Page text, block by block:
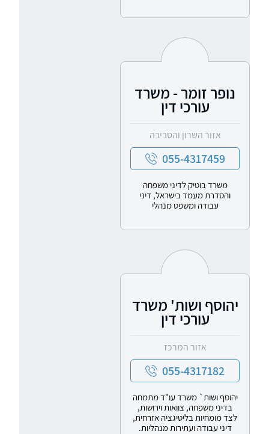
נופר זומר - משרד
עורכי דין
אזור השרון והסביבה
055-4317459
משרד בוטיק לדיני משפחה
והסדרת מעמד בישראל, דיני
עבודה ומשפט מנהלי
יהוסף ושות' משרד
עורכי דין
אזור המרכז
055-4317182
יהוסף ושות` משרד עו"ד מתמחה
בדיני משפחה, צוואות וירושות,
לצד מומחיות בליטיגציה אזרחית,
דיני עבודה ועתירות מנהליות.